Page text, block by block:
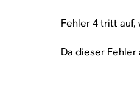
Fehler 4 tritt
Da dieser